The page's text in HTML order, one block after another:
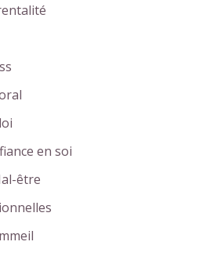
en soi
être